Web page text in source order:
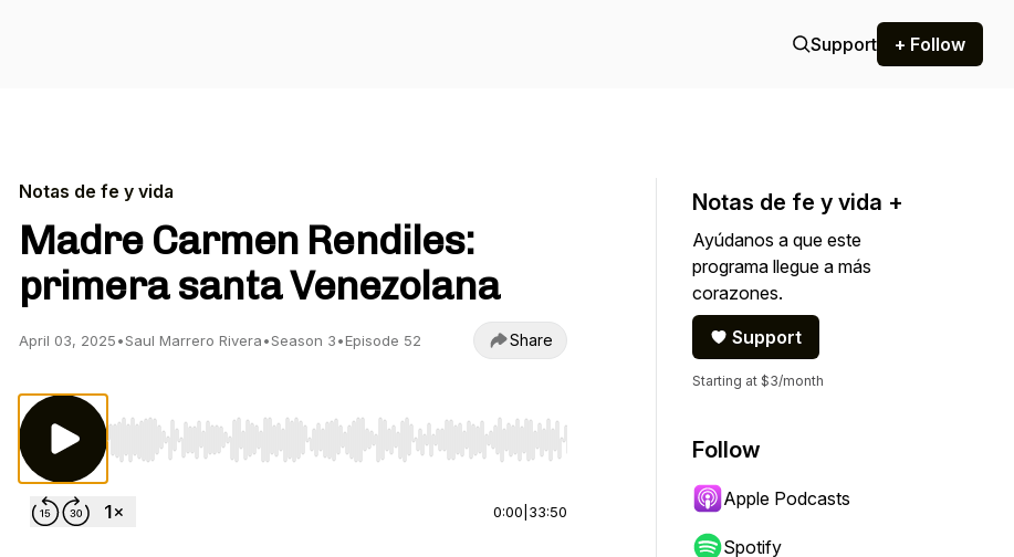
Support + Follow
Notas de fe y vida
Madre Carmen Rendiles:
primera santa Venezolana
April 03, 2025•Saul Marrero Rivera•Season 3•Episode 52 Share
Use Left/Right to seek, Home/End to jump to start or end. Hold shift to jump forward or backward.
0:00 33:50
Notas de fe y vida +
Ayúdanos a que este
programa llegue a más
corazones.
Support
Starting at $3/month
Follow
Apple Podcasts
Spotify